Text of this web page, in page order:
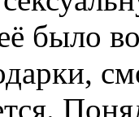
было